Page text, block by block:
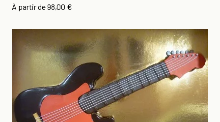
À partir dePrix
98,00 €